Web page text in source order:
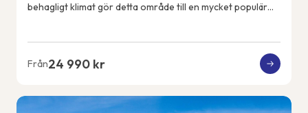
behagligt klimat gör detta område till en mycket populär
Från24 990 kr